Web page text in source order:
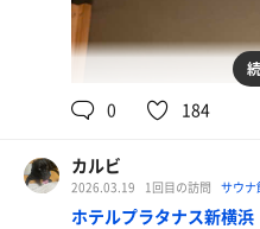
0 184
カルビ
2026.03.19 1回目の訪問 サウナ
ホテルプラタナス新横浜